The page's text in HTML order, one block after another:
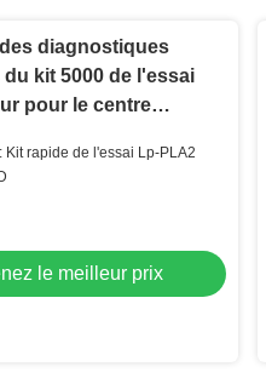
diagnostiques
kit 5000 de l'essai
pour le centre
Kit rapide de l'essai Lp-PLA2
le meilleur prix